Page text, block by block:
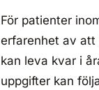
För patienter
erfarenhet av att
kan leva kvar i
uppgifter kan